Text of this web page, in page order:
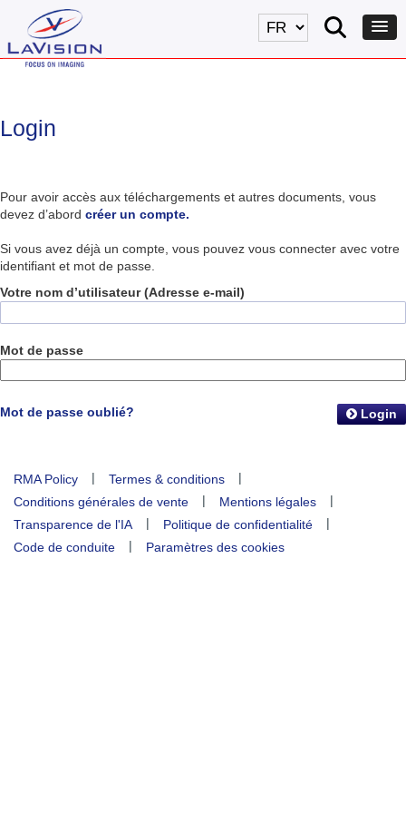
Login
Pour avoir accès aux téléchargements et autres documents, vous
devez d’abord créer un compte.
Si vous avez déjà un compte, vous pouvez vous connecter avec votre
identifiant et mot de passe.
Votre nom d’utilisateur (Adresse e-mail)
Mot de passe
Mot de passe oublié? Login
RMA Policy | Termes & conditions
|
Conditions générales de vente
| Mentions légales
|
Transparence de l'IA
| Politique de confidentialité
|
Code de conduite
| Paramètres des cookies